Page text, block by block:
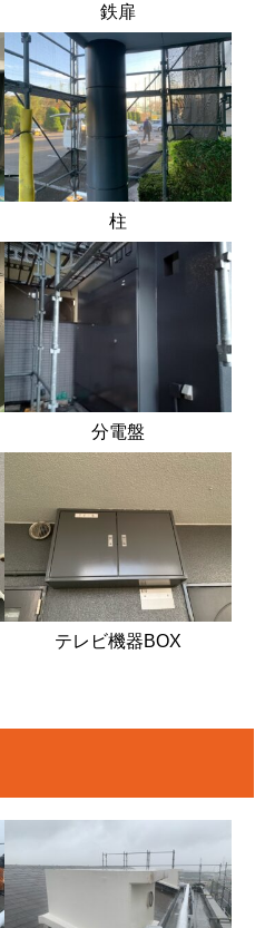
鉄扉
柱
分電盤
テレビ機器BOX